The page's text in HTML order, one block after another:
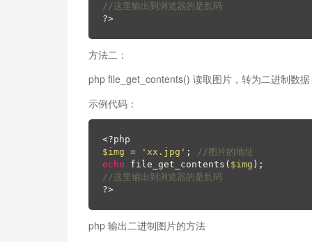
//这里输出到浏览器的是乱码
?>
方法二：
php file_get_contents() 读取图片，转为二进制数据
示例代码：
<?php
$img = 'xx.jpg' ;
//图片的地址
echo file_get_contents( $img
//这里输出到浏览器的是乱码
?>
php 输出二进制图片的方法